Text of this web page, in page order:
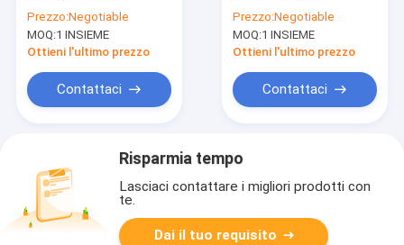
decespugliatore del
CE 25hp basa la
tagliatrice dell'erba
Prezzo:Negotiable
MOQ:1 INSIEME
Ottieni l'ultimo prezzo
Contattaci
del falciatore del
correggiato del
trattore del CE
Prezzo:Negotiable
MOQ:1 INSIEME
Ottieni l'ultimo prezzo
Contattaci
Risparmia tempo
Lasciaci contattare i migliori prodotti con
te.
Dai il tuo requisito